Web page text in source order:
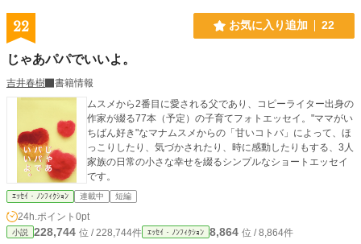
22 お気に入り追加 22
じゃあパパでいいよ。
吉井春樹
書籍情報
ムスメから2番目に愛される父であり、コピーライター出身の
作家が綴る77本（予定）の子育てフォトエッセイ。"ママがい
ちばん好き"なマナムスメからの「甘いコトバ」によって、ほ
っこりしたり、気づかされたり、時に感動したりもする、3人
家族の日常の小さな幸せを綴るシンプルなショートエッセイ
です。
ｴｯｾｲ・ﾉﾝﾌｨｸｼｮﾝ 連載中 短編
24h.ポイント 0pt
小説 228,744 位 / 228,744件 ｴｯｾｲ・ﾉﾝﾌｨｸｼｮﾝ 8,864 位 / 8,864件